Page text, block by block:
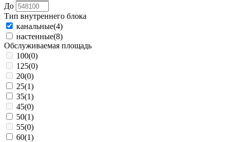
До
Тип внутреннего блока
канальные(4)
настенные(8)
Обслуживаемая площадь
100(0)
125(0)
20(0)
25(1)
35(1)
45(0)
50(1)
55(0)
60(1)